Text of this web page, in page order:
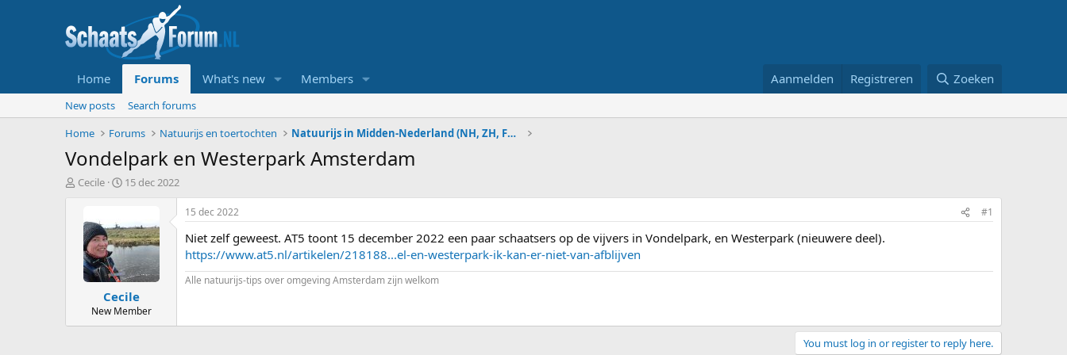
Home Forums What's new Members Aanmelden Registreren Zoeken
New posts
Search forums
Home
Forums Natuurijs en toertochten Natuurijs in Midden-Nederland (NH, ZH, FL, GD, UT)
Vondelpark en Westerpark Amsterdam
T
e
Cecile
S
r
t
d
a
t
u
m
15 dec 2022
Cecile
New Member
15 dec 2022 #1
Niet zelf geweest. AT5 toont 15 december 2022 een paar schaatsers op de vijvers in Vondelpark, en Westerpark (nieuwere deel).
https://www.at5.nl/artikelen/218188...el-en-westerpark-ik-kan-er-niet-van-afblijven
Alle natuurijs-tips over omgeving Amsterdam zijn welkom
You must log in or register to reply here.